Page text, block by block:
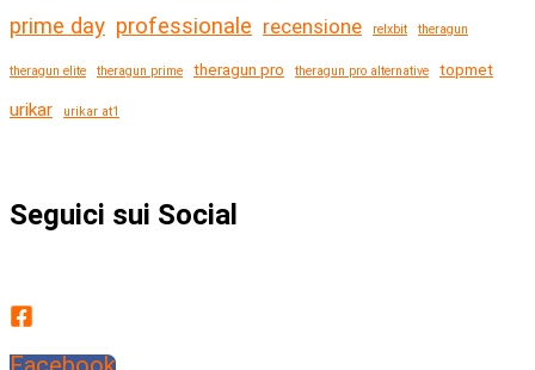
prime day professionale recensione relxbit theragun
theragun elite theragun prime theragun pro theragun pro alternative topmet
urikar urikar at1
Seguici sui Social